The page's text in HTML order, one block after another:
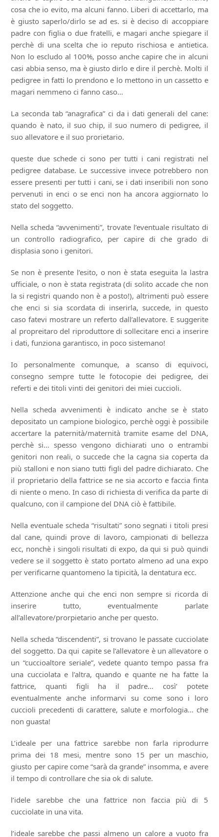
cosa che io evito, ma alcuni fanno. Liberi di accettarlo, ma
è giusto saperlo/dirlo se ad es. si è deciso di accoppiare
padre con figlia o due fratelli, e magari anche spiegare il
perchè di una scelta che io reputo rischiosa e antietica.
Non lo escludo al 100%, posso anche capire che in alcuni
casi abbia senso, ma è giusto dirlo e dire il perchè. Molti il
pedigree in fatti lo prendono e lo mettono in un cassetto e
magari nemmeno ci fanno caso…
La seconda tab “anagrafica” ci da i dati generali del cane:
quando è nato, il suo chip, il suo numero di pedigree, il
suo allevatore e il suo prorietario.
queste due schede ci sono per tutti i cani registrati nel
pedigree database. Le successive invece potrebbero non
essere presenti per tutti i cani, se i dati inseribili non sono
pervenuti in enci o se enci non ha ancora aggiornato lo
stato del soggetto.
Nella scheda “avvenimenti”, trovate l’eventuale risultato di
un controllo radiografico, per capire di che grado di
displasia sono i genitori.
Se non è presente l’esito, o non è stata eseguita la lastra
ufficiale, o non è stata registrata (di solito accade che non
la si registri quando non è a posto!), altrimenti può essere
che enci si sia scordata di inserirla, succede, in questo
caso fatevi mostrare un referto dall’allevatore. E suggerite
al propreitaro del riproduttore di sollecitare enci a inserire
i dati, funziona garantisco, in poco sistemano!
Io personalmente comunque, a scanso di equivoci,
consegno sempre tutte le fotocopie dei pedigree, dei
referti e dei titoli vinti dei genitori dei miei cuccioli.
Nella scheda avvenimenti è indicato anche se è stato
depositato un campione biologico, perchè oggi è possibile
accertare la paternità/maternità tramite esame del DNA,
perchè si… spesso vengono dichiarati uno o entrambi
genitori non reali, o succede che la cagna sia coperta da
più stalloni e non siano tutti figli del padre dichiarato. Che
il proprietario della fattrice se ne sia accorto e faccia finta
di niente o meno. In caso di richiesta di verifica da parte di
qualcuno, con il campione del DNA ciò è fattibile.
Nella eventuale scheda “risultati” sono segnati i titoli presi
dal cane, quindi prove di lavoro, campionati di bellezza
ecc, nonchè i singoli risultati di expo, da qui si può quindi
vedere se il soggetto è stato portato almeno ad una expo
per verificarne quantomeno la tipicità, la dentatura ecc.
Attenzione anche qui che enci non sempre si ricorda di
inserire tutto, eventualmente parlate
all’allevatore/prorpietario anche per questo.
Nella scheda “discendenti”, si trovano le passate cucciolate
del soggetto. Da qui capite se l’allevatore è un allevatore o
un “cuccioaltore seriale”, vedete quanto tempo passa fra
una cucciolata e l’altra, quando e quante ne ha fatte la
fattrice, quanti figli ha il padre… così’ potete
eventualmente anche informarvi su come sono i loro
cuccioli precedenti di carattere, salute e morfologia… che
non guasta!
L’ideale per una fattrice sarebbe non farla riprodurre
prima dei 18 mesi, mentre sono 15 per un maschio,
giusto per capire come “sarà da grande” insomma, e avere
il tempo di controllare che sia ok di salute.
l’idele sarebbe che una fattrice non faccia più di 5
cucciolate in una vita.
l’ideale sarebbe che passi almeno un calore a vuoto fra